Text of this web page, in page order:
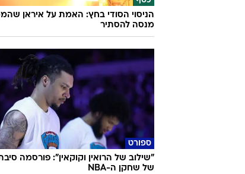
הניסוי הסודי בחץ: האמת על איראן
מנסה להסתיר
ספורט
"שילוב של הרואין וקוקאין": פורסמה
של שחקן ה-NBA